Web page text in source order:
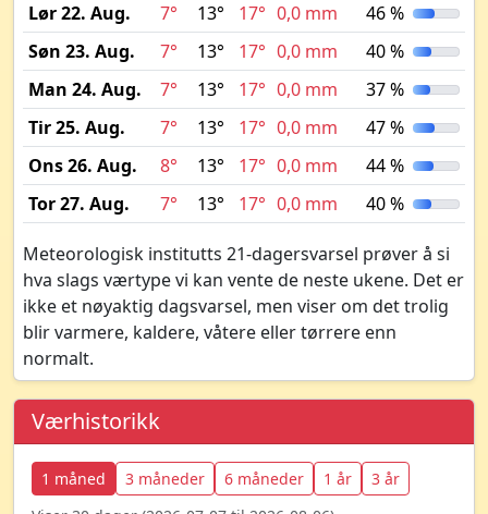
Lør 22. Aug.
7° 13° 17° 0,0 mm
46 %
Søn 23. Aug.
7° 13° 17° 0,0 mm
40 %
Man 24. Aug.
7° 13° 17° 0,0 mm
37 %
Tir 25. Aug.
7° 13° 17° 0,0 mm
47 %
Ons 26. Aug.
8° 13° 17° 0,0 mm
44 %
Tor 27. Aug.
7° 13° 17° 0,0 mm 40 %
Meteorologisk institutts 21-dagersvarsel prøver å si
hva slags værtype vi kan vente de neste ukene. Det er
ikke et nøyaktig dagsvarsel, men viser om det trolig
blir varmere, kaldere, våtere eller tørrere enn
normalt.
Værhistorikk
1 måned 3 måneder 6 måneder 1 år
3 år